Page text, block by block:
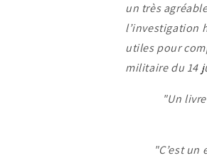
un très
l’investigation
utiles pour
militaire du 14
"Un
"C’est